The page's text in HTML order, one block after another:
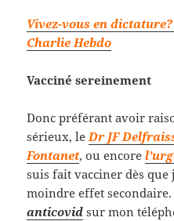
Vivez-vous en
Charlie Hebdo
Vacciné sereinement
Donc préférant avoir
sérieux, le Dr JF
Fontanet, ou encore
suis fait vacciner dès que
moindre effet
anticovid sur mon